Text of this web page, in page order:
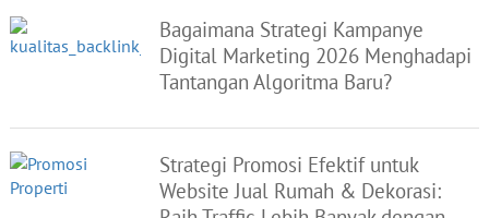
Bagaimana Strategi Kampanye
Digital Marketing 2026 Menghadapi
Tantangan Algoritma Baru?
Strategi Promosi Efektif untuk
Website Jual Rumah & Dekorasi: